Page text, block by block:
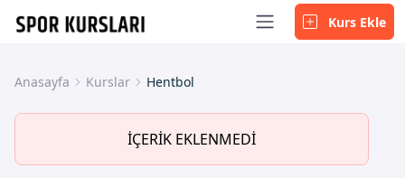
Kurs Ekle
Anasayfa Kurslar Hentbol
İÇERİK EKLENMEDİ